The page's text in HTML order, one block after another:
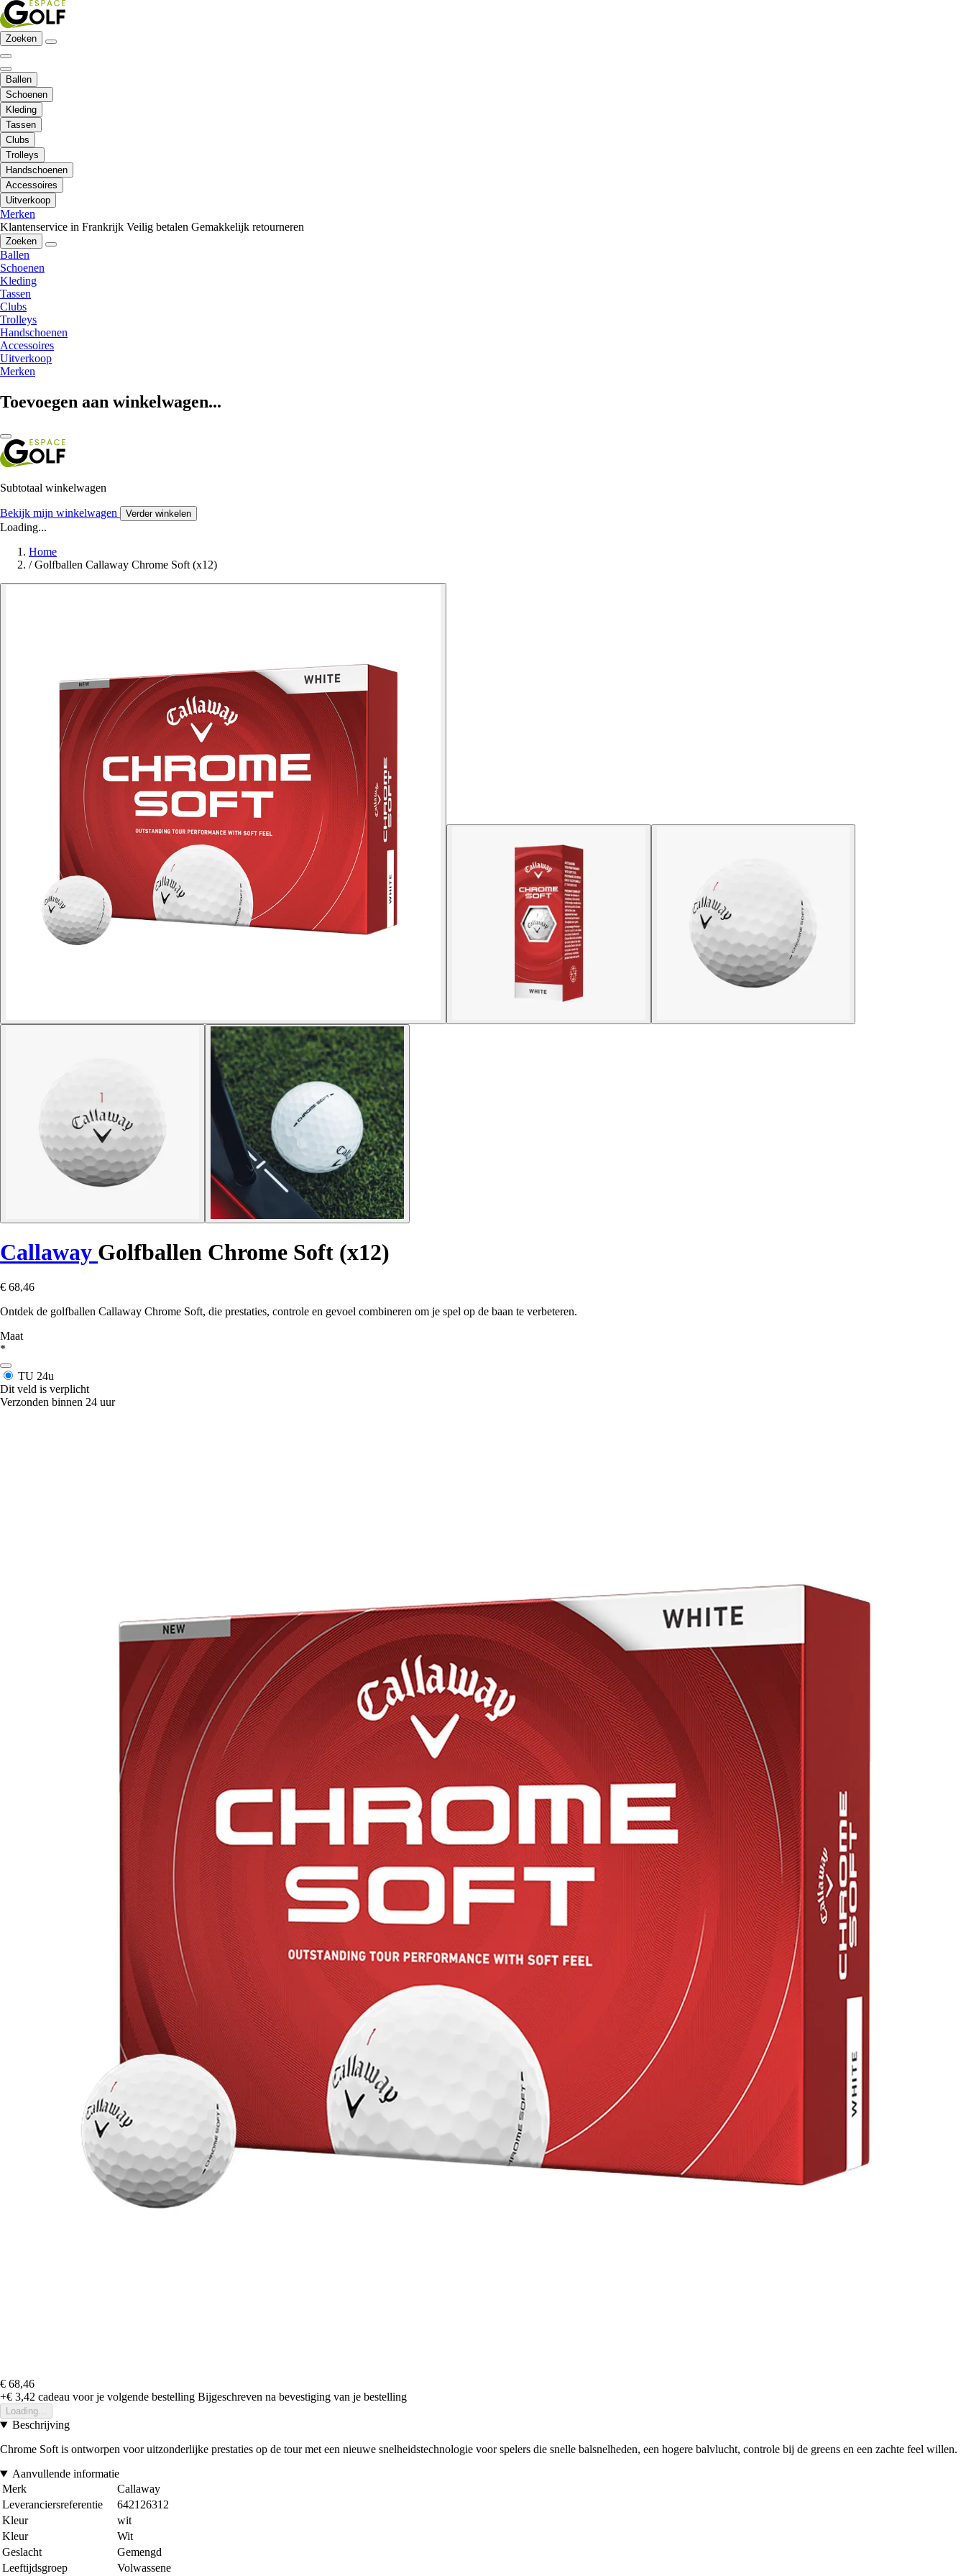
Zoeken
Ballen
Schoenen
Kleding
Tassen
Clubs
Trolleys
Handschoenen
Accessoires
Uitverkoop
Merken
Klantenservice in Frankrijk Veilig betalen Gemakkelijk retourneren
Zoeken
Ballen
Schoenen
Kleding
Tassen
Clubs
Trolleys
Handschoenen
Accessoires
Uitverkoop
Merken
Toevoegen aan winkelwagen...
Subtotaal winkelwagen
Bekijk mijn winkelwagen Verder winkelen
Loading...
Home
/ Golfballen Callaway Chrome Soft (x12)
Callaway Golfballen Chrome Soft (x12)
€ 68,46
Ontdek de golfballen Callaway Chrome Soft, die prestaties, controle en gevoel combineren om je spel op de baan te verbeteren.
Maat
*
TU 24u
Dit veld is verplicht
Verzonden binnen 24 uur
€ 68,46
+€ 3,42 cadeau voor je volgende bestelling Bijgeschreven na bevestiging van je bestelling
Loading...
Beschrijving
Chrome Soft is ontworpen voor uitzonderlijke prestaties op de tour met een nieuwe snelheidstechnologie voor spelers die snelle balsnelheden, een hogere balvlucht, controle bij de greens en een zachte feel willen.
Aanvullende informatie
Merk
Callaway
Leveranciersreferentie
642126312
Kleur
wit
Kleur
Wit
Geslacht
Gemengd
Leeftijdsgroep
Volwassene